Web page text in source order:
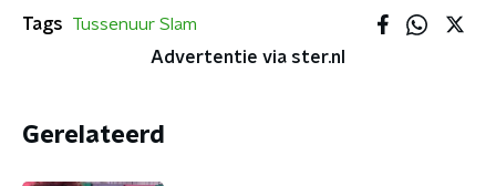
Tags
Tussenuur Slam
Advertentie via ster.nl
Gerelateerd